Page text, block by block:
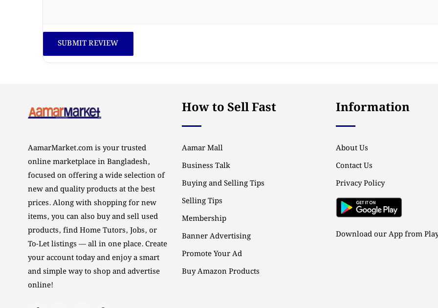
AamarMarket.com is your trusted
online marketplace in Bangladesh,
focused on offering a wide selection of
new and quality products at the best
prices. Along with shopping for new
items, you can also buy and sell used
products, find Home Tutors, Jobs, or
To-Let listings — all in one place. Create
your account today and enjoy a smart
and simple way to shop and advertise
online!
How to Sell Fast
Aamar Mall
Business Talk
Buying and Selling Tips
Selling Tips
Membership
Banner Advertising
Promote Your Ad
Buy Amazon Products
Information
About Us
Contact Us
Privacy Policy
Download our App from